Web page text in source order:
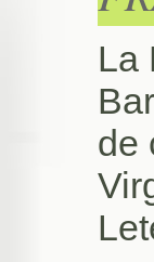
La
de